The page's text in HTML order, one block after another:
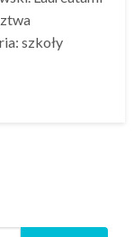
szkoły